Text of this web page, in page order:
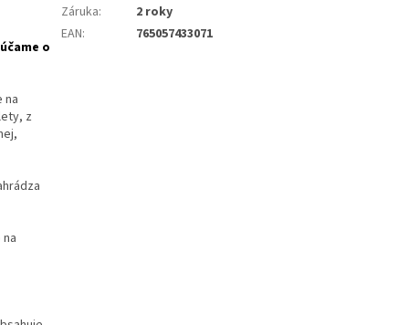
o
na
z
Záruka:
2 roky
EAN: 765057433071